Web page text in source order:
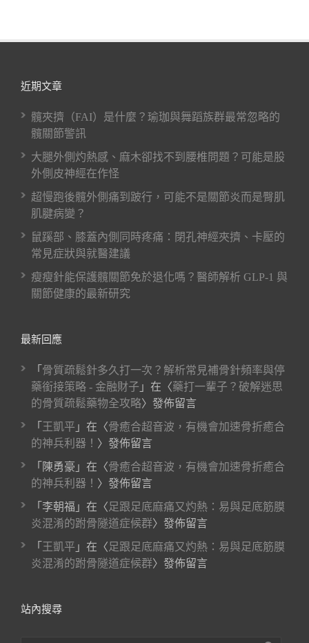
近期文章
髖夾擠（FAI）是什麼？瑜珈與舞蹈族群最常忽略的
髖關節警訊
大腿外側灼熱感、麻木卻找不到腰椎問題？可能是股
外側皮神經在作怪
超慢跑後髖外側痛到跛行，可能不是關節炎而是臀肌
肌腱病變？
鼠蹊部、膝蓋內側同時疼痛：閉孔神經夾擠、卡壓的
常見症狀與就醫建議
瘦瘦針能保護髖關節免於退化嗎？醫師解析 GLP-1 與
關節健康的最新研究
最新回應
「 骨質疏鬆針多久打一次？解析常見補骨針頻率與停
藥銜接策略 - 金融財子 」在〈藥打一輩子？破解迷思
的骨質疏鬆藥物全攻略〉發佈留言
「 王凱平 」在〈骨癒合超音波，有機會加速骨折癒合
的神兵利器！ 〉發佈留言
「 陳勇豪 」在〈骨癒合超音波，有機會加速骨折癒合
的神兵利器！ 〉發佈留言
「 李朝福 」在〈足跟足底麻痛又灼熱：易與足底筋膜
炎混淆的跗骨隧道症候群〉發佈留言
「 王凱平 」在〈足跟足底麻痛又灼熱：易與足底筋膜
炎混淆的跗骨隧道症候群〉發佈留言
站內搜尋